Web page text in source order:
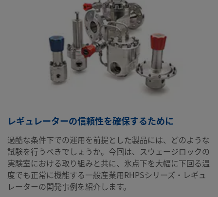
レギュレーターの信頼性を確保するために
過酷な条件下での運用を前提とした製品には、どのような
試験を行うべきでしょうか。今回は、スウェージロックの
実験室における取り組みと共に、氷点下を大幅に下回る温
度でも正常に機能する一般産業用RHPSシリーズ・レギュ
レーターの開発事例を紹介します。